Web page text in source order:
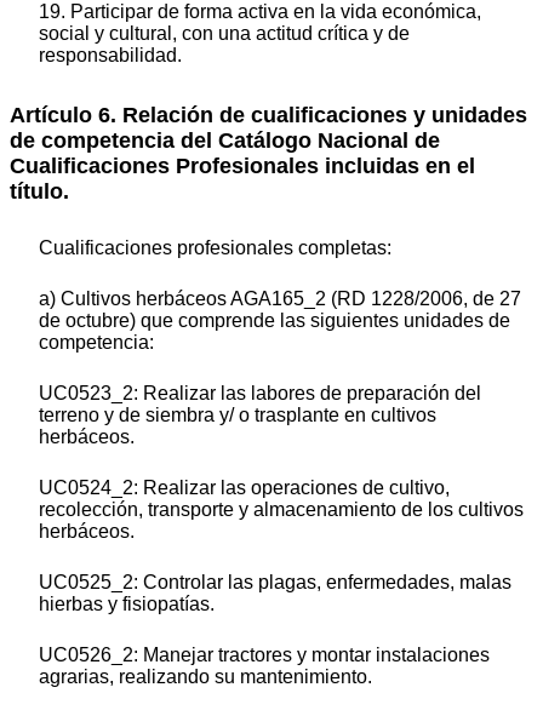
19. Participar de forma activa en la vida económica,
social y cultural, con una actitud crítica y de
responsabilidad.
Artículo 6. Relación de cualificaciones y unidades
de competencia del Catálogo Nacional de
Cualificaciones Profesionales incluidas en el
título.
Cualificaciones profesionales completas:
a) Cultivos herbáceos AGA165_2 (RD 1228/2006, de 27
de octubre) que comprende las siguientes unidades de
competencia:
UC0523_2: Realizar las labores de preparación del
terreno y de siembra y/ o trasplante en cultivos
herbáceos.
UC0524_2: Realizar las operaciones de cultivo,
recolección, transporte y almacenamiento de los cultivos
herbáceos.
UC0525_2: Controlar las plagas, enfermedades, malas
hierbas y fisiopatías.
UC0526_2: Manejar tractores y montar instalaciones
agrarias, realizando su mantenimiento.